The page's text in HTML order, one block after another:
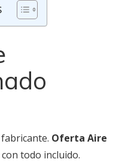
Oferta Aire
todo incluido.